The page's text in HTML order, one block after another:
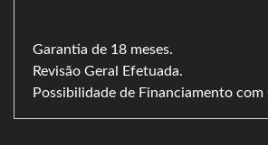
Garantia de 18 meses.
Revisão Geral Efetuada.
Possibilidade de Financiamento com